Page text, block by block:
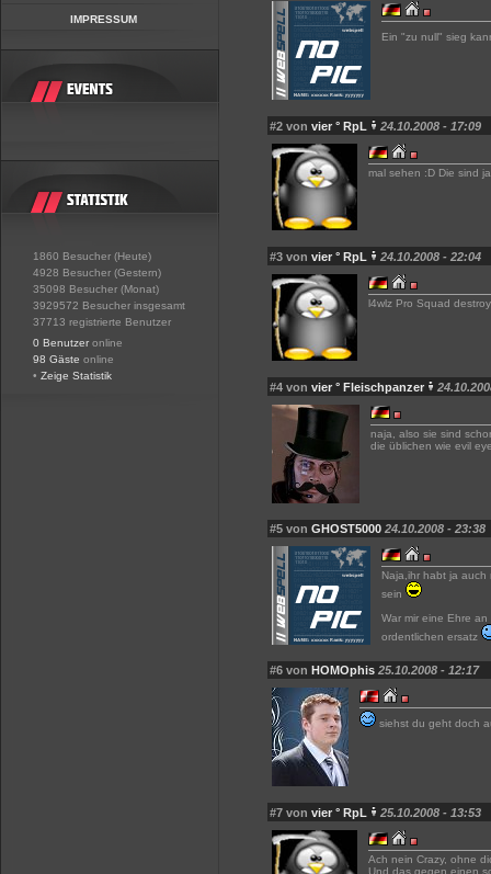
IMPRESSUM
1860 Besucher (Heute)
4928 Besucher (Gestern)
35098 Besucher (Monat)
3929572 Besucher insgesamt
37713 registrierte Benutzer
0 Benutzer online
98 Gäste online
• Zeige Statistik
Ein "zu null" sieg
#2 von vier ° RpL 24.10.2008 - 17:09
mal sehen :D Die sind
#3 von vier ° RpL 24.10.2008 - 22:04
l4wlz Pro Squad
#4 von vier ° Fleischpanzer
naja, also sie sind
die üblichen wie evil
#5 von GHOST5000 24.10.2008 - 23:38
Naja,ihr habt ja
sein
War mir eine Ehre
ordentlichen ersatz
#6 von HOMOphis 25.10.2008 - 12:17
siehst du geht doch
#7 von vier ° RpL 25.10.2008 - 13:53
Ach nein Crazy, ohne
Und das gegen einen